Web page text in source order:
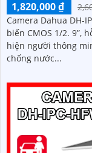
1,820,000 ₫
Camera Dahua DH-
biến CMOS 1/2. 9”,
hiện người thông minh. Tích hợp mic, tầm hồng
chống nước...